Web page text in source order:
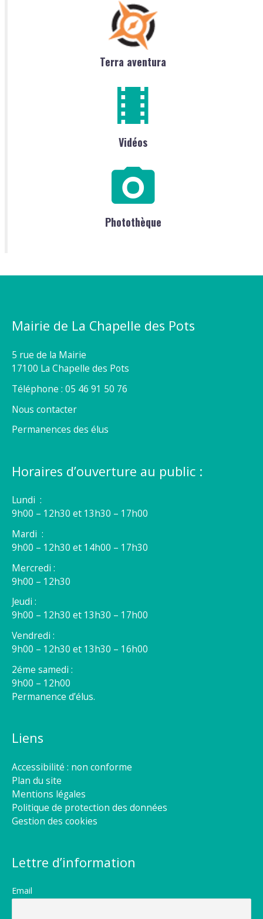
Terra aventura
Vidéos
Photothèque
Mairie de La Chapelle des Pots
5 rue de la Mairie
17100 La Chapelle des Pots
Téléphone : 05 46 91 50 76
Nous contacter
Permanences des élus
Horaires d’ouverture au public :
Lundi :
9h00 – 12h30 et 13h30 – 17h00
Mardi :
9h00 – 12h30 et 14h00 – 17h30
Mercredi :
9h00 – 12h30
Jeudi :
9h00 – 12h30 et 13h30 – 17h00
Vendredi :
9h00 – 12h30 et 13h30 – 16h00
2éme samedi :
9h00 – 12h00
Permanence d’élus.
Liens
Accessibilité : non conforme
Plan du site
Mentions légales
Politique de protection des données
Gestion des cookies
Lettre d’information
Email